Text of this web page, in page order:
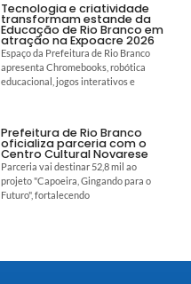
Tecnologia e criatividade
transformam estande da
Educação de Rio Branco em
atração na Expoacre 2026
Espaço da Prefeitura de Rio Branco
apresenta Chromebooks, robótica
educacional, jogos interativos e
Prefeitura de Rio Branco
oficializa parceria com o
Centro Cultural Novarese
Parceria vai destinar 52,8 mil ao
projeto "Capoeira, Gingando para o
Futuro", fortalecendo